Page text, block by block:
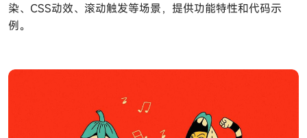
染、CSS动效、滚动触发等场景，提供功能特性和代码示
例。